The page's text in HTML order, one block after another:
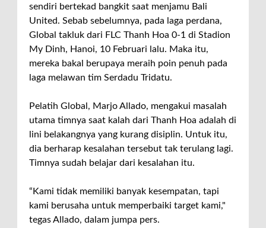
sendiri bertekad bangkit saat menjamu Bali
United. Sebab sebelumnya, pada laga perdana,
Global takluk dari FLC Thanh Hoa 0-1 di Stadion
My Dinh, Hanoi, 10 Februari lalu. Maka itu,
mereka bakal berupaya meraih poin penuh pada
laga melawan tim Serdadu Tridatu.
Pelatih Global, Marjo Allado, mengakui masalah
utama timnya saat kalah dari Thanh Hoa adalah di
lini belakangnya yang kurang disiplin. Untuk itu,
dia berharap kesalahan tersebut tak terulang lagi.
Timnya sudah belajar dari kesalahan itu.
“Kami tidak memiliki banyak kesempatan, tapi
kami berusaha untuk memperbaiki target kami,"
tegas Allado, dalam jumpa pers.